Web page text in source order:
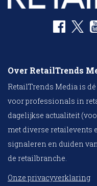
Over RetailTrends
RetailTrends Media is
voor professionals in
dagelijkse actualiteit
met diverse retailevents
signaleren en duiden
de retailbranche.
Onze privacyverklaring